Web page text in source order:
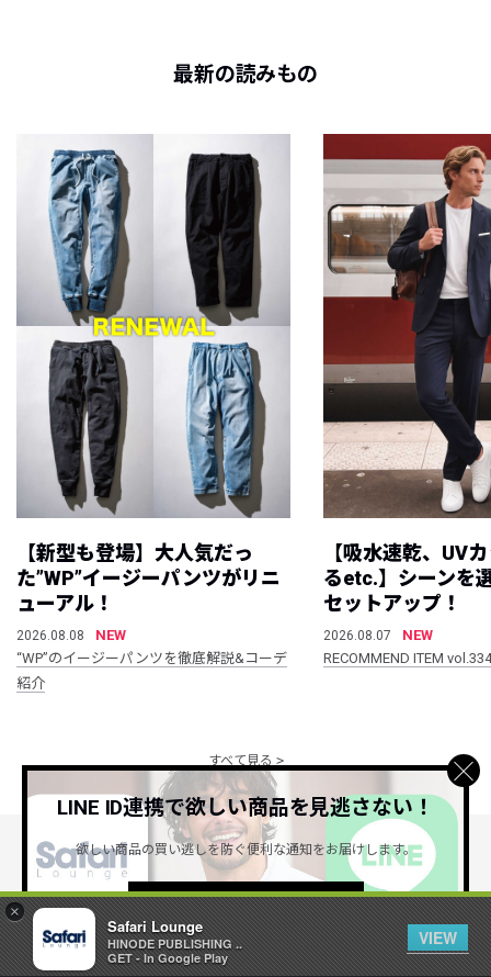
×
Safari Lounge
HINODE PUBLISHING ..
GET - In Google Play
VIEW
最新の読みもの
【新型も登場】大人気だっ
た”WP”イージーパンツがリニ
ューアル！
2026.08.08
NEW
“WP”のイージーパンツを徹底解説&コーデ
紹介
【吸水速乾、UV
るetc.】シーンを
セットアップ！
2026.08.07
NEW
RECOMMEND ITEM vol.334
すべて見る
公式SNSアカウント
LINE ID連携で欲しい商品を見逃さない！
欲しい商品の買い逃しを防ぐ便利な通知をお届けします。
詳しくはこちら ＞